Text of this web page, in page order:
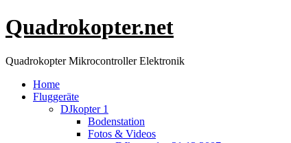
Quadrokopter.net
Quadrokopter Mikrocontroller Elektronik
Home
Fluggeräte
DJkopter 1
Bodenstation
Fotos & Videos